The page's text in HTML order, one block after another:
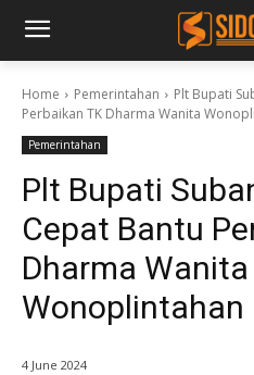
Home Pemerintahan
Plt Bupati
Perbaikan TK Dharma Wanita
Pemerintahan
Plt Bupati
Cepat Bantu
Dharma Wanita
Wonoplintahan
4 June 2024